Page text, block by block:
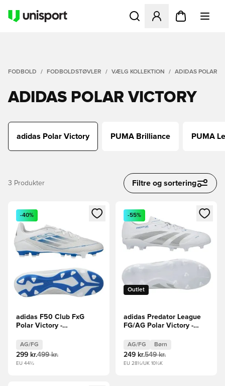
Åbner en Modal til at
FODBOLD FODBOLDSTØVLER VÆLG KOLLEKTION ADIDAS POLAR
ADIDAS POLAR VICTORY
adidas Polar Victory PUMA Brilliance PUMA
3 Produkter Filtre og sortering
Åbner en Modal til at logge ind eller tilmelde dig som
-40%
adidas F50 Club FxG
Polar Victory -
AG/FG
299 kr.499 kr.
EU 44½
Åbner en Modal til at logge
Outlet
-55%
adidas Predator League
FG/AG Polar Victory -
AG/FG Børn
249 kr.549 kr.
EU 28½/UK 10½K